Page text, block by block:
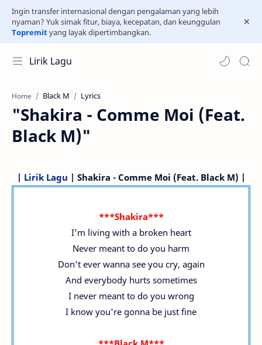
Ingin transfer internasional dengan pengalaman yang lebih
nyaman? Yuk simak fitur, biaya, kecepatan, dan keunggulan
Topremityang layak dipertimbangkan.
Lirik Lagu
Home Black M Lyrics
"Shakira - Comme Moi (Feat.
Black M)"
| Lirik Lagu | Shakira - Comme Moi (Feat. Black M) |
***Shakira***
I'm living with a broken heart
Never meant to do you harm
Don't ever wanna see you cry, again
And everybody hurts sometimes
I never meant to do you wrong
I know you're gonna be just fine